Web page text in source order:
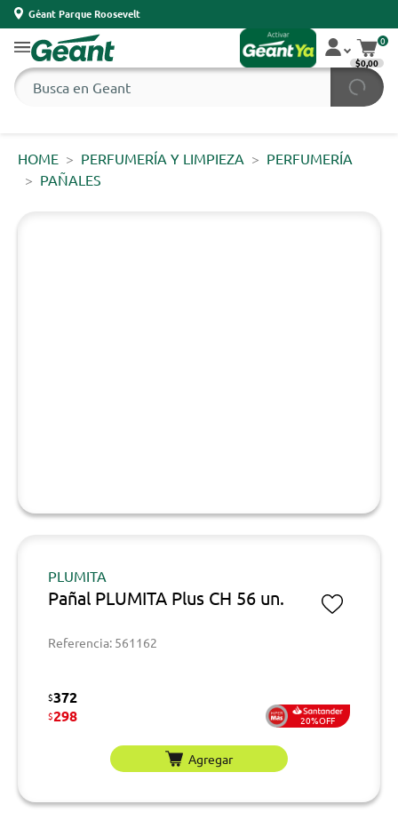
Géant Parque Roosevelt
0
$0,00
HOME PERFUMERÍA Y LIMPIEZA
PERFUMERÍA
PAÑALES
PLUMITA
Pañal PLUMITA Plus CH 56 un.
Referencia: 561162
$372
$298 20%OFF
Agregar